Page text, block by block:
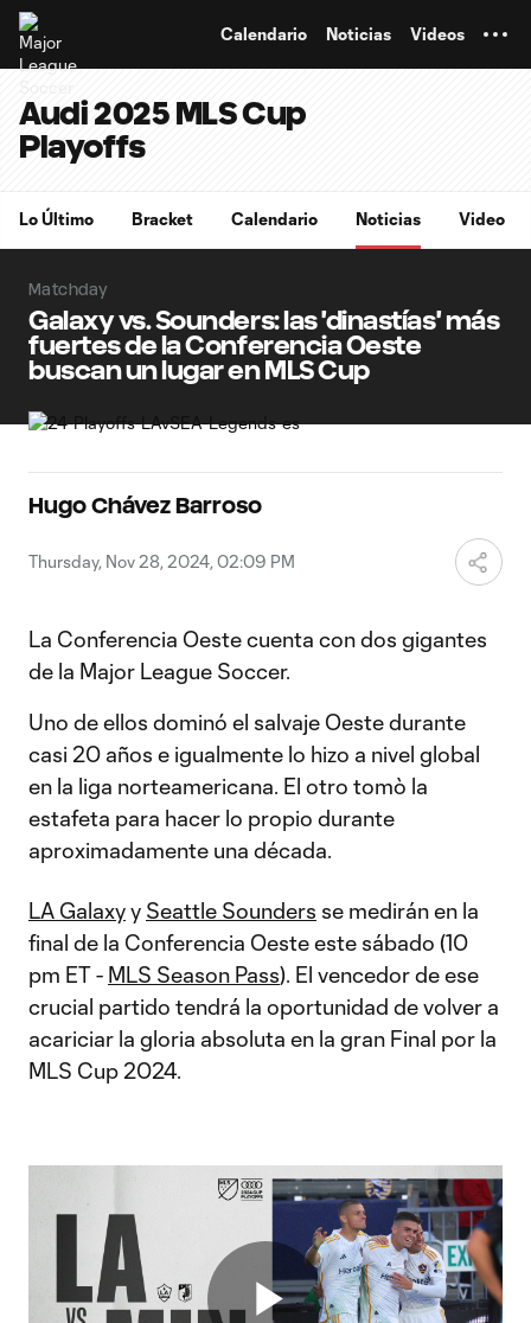
Calendario Noticias Videos
Audi 2025 MLS Cup
Playoffs
Lo Último Bracket Calendario Noticias Video
Matchday
Galaxy vs. Sounders: las 'dinastías' más
fuertes de la Conferencia Oeste
buscan un lugar en MLS Cup
Hugo Chávez Barroso
Thursday, Nov 28, 2024, 02:09 PM
La Conferencia Oeste cuenta con dos gigantes
de la Major League Soccer.
Uno de ellos dominó el salvaje Oeste durante
casi 20 años e igualmente lo hizo a nivel global
en la liga norteamericana. El otro tomò la
estafeta para hacer lo propio durante
aproximadamente una década.
LA Galaxyy Seattle Sounders se medirán en la
final de la Conferencia Oeste este sábado (10
pm ET - MLS Season Pass). El vencedor de ese
crucial partido tendrá la oportunidad de volver a
acariciar la gloria absoluta en la gran Final por la
MLS Cup 2024.